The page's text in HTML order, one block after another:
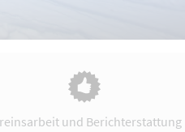
und Berichterstattung